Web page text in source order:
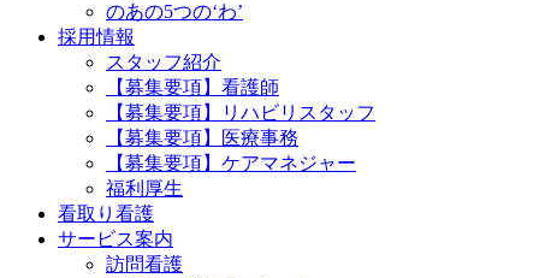
のあの5つの‘わ’
採用情報
スタッフ紹介
【募集要項】看護師
【募集要項】リハビリスタッフ
【募集要項】医療事務
【募集要項】ケアマネジャー
福利厚生
看取り看護
サービス案内
訪問看護